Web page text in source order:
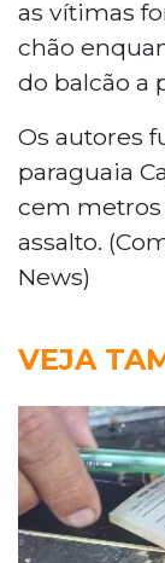
as vítimas
chão
do balcão a
Os autores
paraguaia
cem metros
assalto.
News)
VEJA